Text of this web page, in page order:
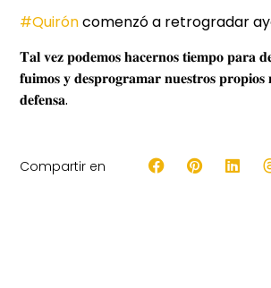
#Quiróncomenzó a retrogradar
𝐓𝐚𝐥 𝐯𝐞𝐳 𝐩𝐨𝐝𝐞𝐦𝐨𝐬 𝐡𝐚𝐜𝐞𝐫𝐧𝐨𝐬 𝐭𝐢𝐞𝐦𝐩𝐨 𝐩𝐚𝐫𝐚
𝐟𝐮𝐢𝐦𝐨𝐬 𝐲 𝐝𝐞𝐬𝐩𝐫𝐨𝐠𝐫𝐚𝐦𝐚𝐫 𝐧𝐮𝐞𝐬𝐭𝐫𝐨𝐬
𝐝𝐞𝐟𝐞𝐧𝐬𝐚.
Compartir en